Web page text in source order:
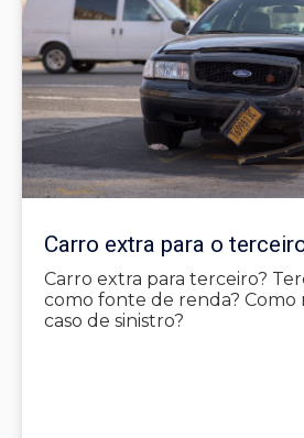
Carro extra para o
Carro extra para terceiro?
como fonte de renda? Como
caso de sinistro?